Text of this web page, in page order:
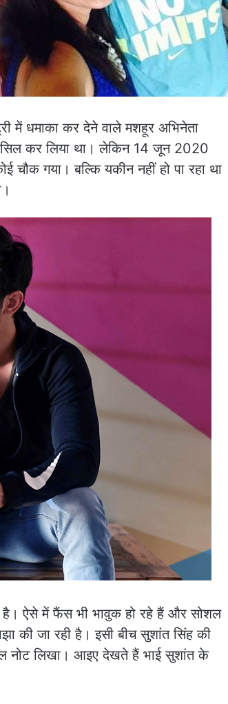
में धमाका कर देने वाले मशहूर अभिनेता
कर लिया था। लेकिन 14 जून 2020
गया। बल्कि यकीन नहीं हो पा रहा था
है। ऐसे में फैंस भी भावुक हो रहे हैं और सोशल
की जा रही है। इसी बीच सुशांत सिंह की
नोट लिखा। आइए देखते हैं भाई सुशांत के